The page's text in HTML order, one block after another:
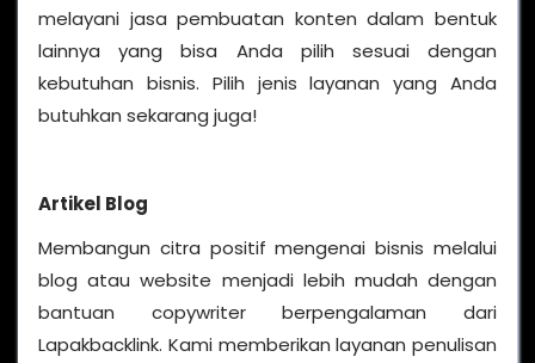
melayani jasa pembuatan konten dalam bentuk
lainnya yang bisa Anda pilih sesuai dengan
kebutuhan bisnis. Pilih jenis layanan yang Anda
butuhkan sekarang juga!
Artikel Blog
Membangun citra positif mengenai bisnis melalui
blog atau website menjadi lebih mudah dengan
bantuan copywriter berpengalaman dari
Lapakbacklink. Kami memberikan layanan penulisan